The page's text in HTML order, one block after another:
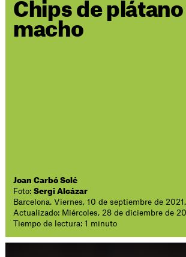
Chips de plátano
macho
Joan Carbó Solé
Foto:Sergi Alcázar
Barcelona. Viernes, 10 de septiembre de
Actualizado: Miércoles, 28 de diciembre de
Tiempo de lectura: 1 minuto